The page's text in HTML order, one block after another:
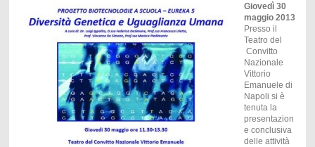
Giovedì 30
maggio 2013
Presso il
Teatro del
Convitto
Nazionale
Vittorio
Emanuele di
Napoli si è
tenuta la
presentazion
e conclusiva
delle attività